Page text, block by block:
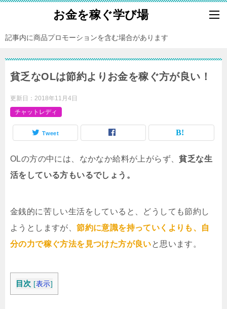
お金を稼ぐ学び場
記事内に商品プロモーションを含む場合があります
貧乏なOLは節約よりお金を稼ぐ方が良い！
更新日： 2018年11月4日
チャットレディ
Tweet
OLの方の中には、なかなか給料が上がらず、貧乏な生
活をしている方もいるでしょう。
金銭的に苦しい生活をしていると、どうしても節約し
ようとしますが、節約に意識を持っていくよりも、自
分の力で稼ぐ方法を見つけた方が良いと思います。
目次 [表示]